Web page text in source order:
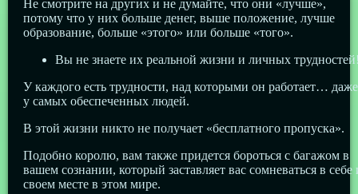
Не смотрите на других и не думайте, что они «лучше»,
потому что у них больше денег, выше положение, лучше
образование, больше «этого» или больше «того».
Вы не знаете их реальной жизни и личных
У каждого есть трудности, над которыми он работает… даже
у самых обеспеченных людей.
В этой жизни никто не получает «бесплатного пропуска».
Подобно королю, вам также придется бороться с багажом в
вашем сознании, который заставляет вас сомневаться в себе
своем месте в этом мире.